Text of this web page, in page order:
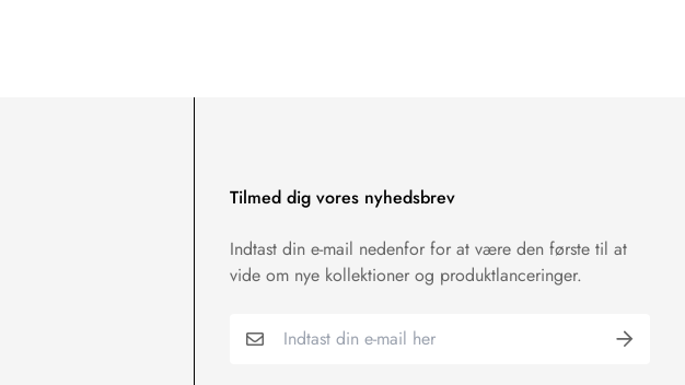
Tilmed dig vores nyhedsbrev
Indtast din e-mail nedenfor for at være den første til at
vide om nye kollektioner og produktlanceringer.